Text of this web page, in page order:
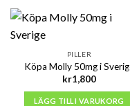
PILLER
Köpa Molly 50mg i
kr1,800
LÄGG TILL I VARUKORG